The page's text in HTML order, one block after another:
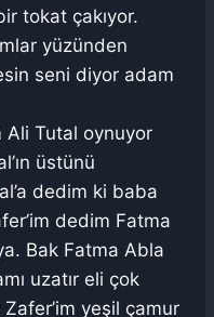
tokat çakıyor.
yüzünden
seni diyor adam
Ali Tutal oynuyor
üstünü
dedim ki baba
dedim Fatma
Bak Fatma Abla
uzatır eli çok
Zafer’im yeşil çamur